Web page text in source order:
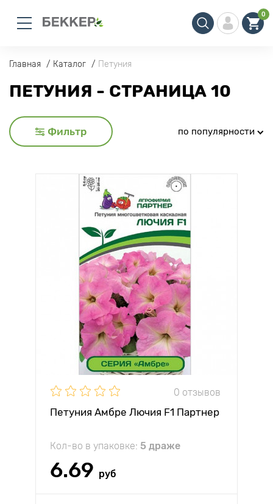
0
Главная Каталог Петуния
ПЕТУНИЯ - СТРАНИЦА 10
Фильтр по популярности
0 отзывов
Петуния Амбре Лючия F1 Партнер
Кол-во в упаковке: 5 драже
6.69 руб